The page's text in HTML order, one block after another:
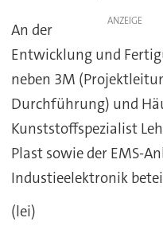
ANZEIGE
An der
Entwicklung und
neben 3M
Durchführung) und
Kunststoffspezialist
Plast sowie der EMS-
Industieelektronik
(lei)